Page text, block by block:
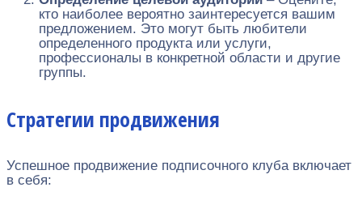
кто наиболее вероятно заинтересуется вашим
предложением. Это могут быть любители
определенного продукта или услуги,
профессионалы в конкретной области и другие
группы.
Стратегии продвижения
Успешное продвижение подписочного клуба включает
в себя: